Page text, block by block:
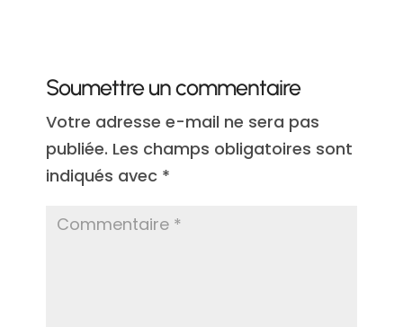
Soumettre un commentaire
Votre adresse e-mail ne sera pas
publiée. Les champs obligatoires sont
indiqués avec *